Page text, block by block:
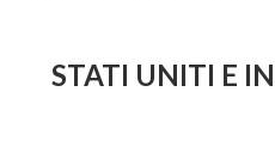
STATI UNITI E